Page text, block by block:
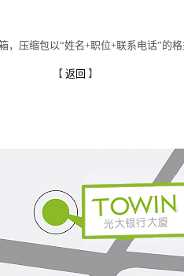
，压缩包以“姓名+职位+联系电话”的
【 返回 】